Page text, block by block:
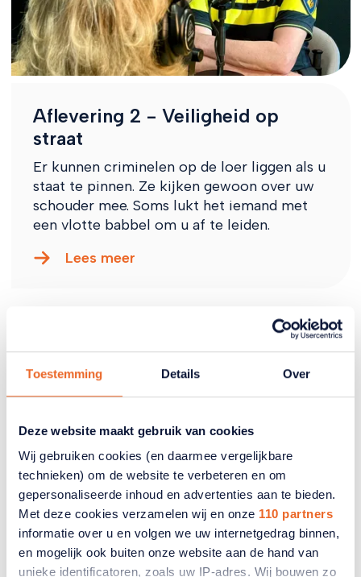
Toestemming Details Over
Deze website maakt gebruik van cookies
Wij gebruiken cookies (en daarmee vergelijkbare
technieken) om de website te verbeteren en om
gepersonaliseerde inhoud en advertenties aan te bieden.
Met deze cookies verzamelen wij en onze 110 partners
informatie over u en volgen we uw internetgedrag binnen,
en mogelijk ook buiten onze website aan de hand van
unieke identificatoren, zoals uw IP-adres. Wij bouwen zo
Aflevering 2 - Veiligheid op
straat
Er kunnen criminelen op de loer liggen als u
staat te pinnen. Ze kijken gewoon over uw
schouder mee. Soms lukt het iemand met
een vlotte babbel om u af te leiden.
Lees meer
Aflevering 3 - Babbeltrucs aan
de deur
Criminelen weten u met babbeltrucs goed